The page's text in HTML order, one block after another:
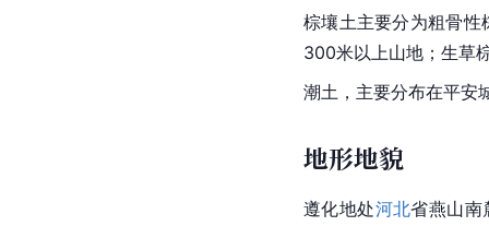
棕壤土主要分为粗骨性
300米以上山地；生草
潮土，主要分布在平安
地形地貌
遵化地处河北省燕山南